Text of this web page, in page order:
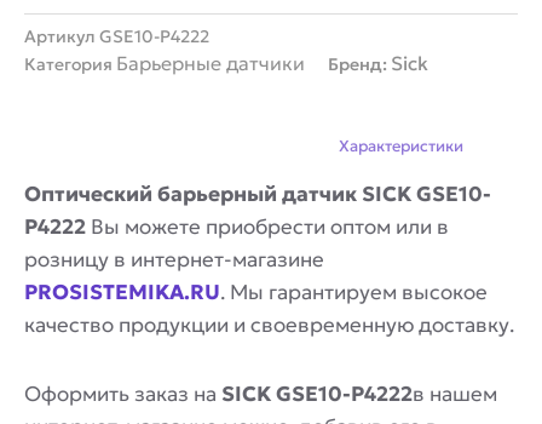
P4222
Артикул GSE10-P4222
Категория Барьерные датчики Бренд: Sick
Характеристики
Оптический барьерный датчик SICK GSE10-
P4222 Вы можете приобрести оптом или в
розницу в интернет-магазине
PROSISTEMIKA.RU. Мы гарантируем высокое
качество продукции и своевременную доставку.
Оформить заказ на SICK GSE10-P4222в нашем